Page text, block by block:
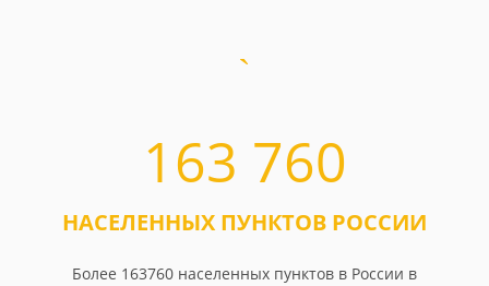
163 760
НАСЕЛЕННЫХ ПУНКТОВ РОССИИ
Более 163760 населенных пунктов в России в